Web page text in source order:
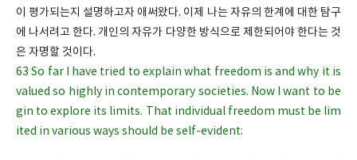
이 평가되는지 설명하고자 애써왔다. 이제 나는 자유의 한계에 대한 탐구
에 나서려고 한다. 개인의 자유가 다양한 방식으로 제한되어야 한다는 것
은 자명할 것이다.
63 So far I have tried to explain what freedom is and why it is
valued so highly in contemporary societies. Now I want to be
gin to explore its limits. That individual freedom must be lim
ited in various ways should be self-evident: